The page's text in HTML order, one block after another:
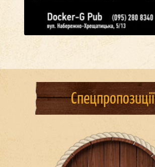
Спецпропозиції